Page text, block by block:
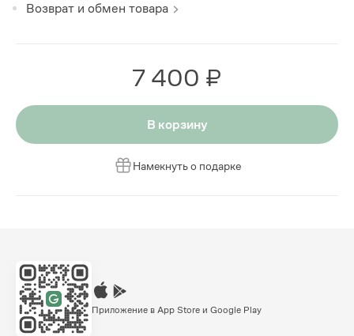
Возврат и обмен товара
7 400 ₽
В корзину
Намекнуть о подарке
Приложение в App Store и Google Play